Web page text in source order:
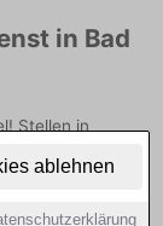
ablehnen
in Bad
Stellen in